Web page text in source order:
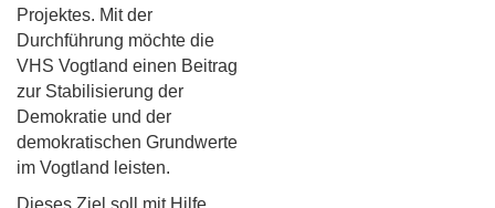
Projektes. Mit der
Durchführung möchte die
VHS Vogtland einen Beitrag
zur Stabilisierung der
Demokratie und der
demokratischen Grundwerte
im Vogtland leisten.
Dieses Ziel soll mit Hilfe